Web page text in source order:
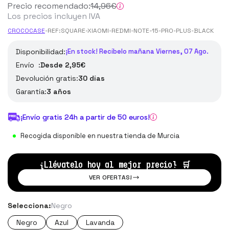
Precio recomendado:14,96€
Los precios incluyen IVA
CROCOCASE-REF:SQUARE-XIAOMI-REDMI-NOTE-15-PRO-PLUS-BLACK
Disponibilidad:¡En stock! Recíbelo mañana Viernes, 07 Ago.
Envío :Desde 2,95€
Devolución gratis:30 días
Garantía:3 años
¡Envío gratis 24h a partir de 50 euros!
Recogida disponible en nuestra tienda de Murcia
¡Llévatelo hoy al mejor precio! 🛒
VER OFERTAS!
Selecciona:Negro
Negro
Azul Lavanda